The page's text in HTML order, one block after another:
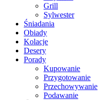
Grill
Sylwester
Śniadania
Obiady
Kolacje
Desery
Porady
Kupowanie
Przygotowanie
Przechowywanie
Podawanie